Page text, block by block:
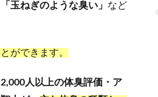
「玉ねぎのような臭い」 など
ができます。
人以上の体臭評価・ア